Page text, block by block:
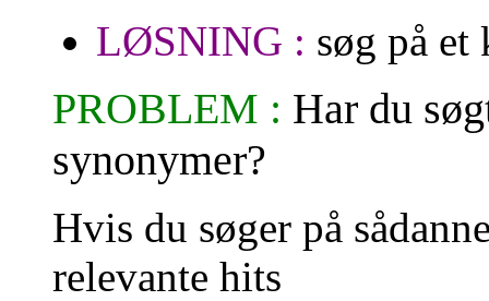
LØSNING : søg på et
PROBLEM : Har du
synonymer?
Hvis du søger på
relevante hits